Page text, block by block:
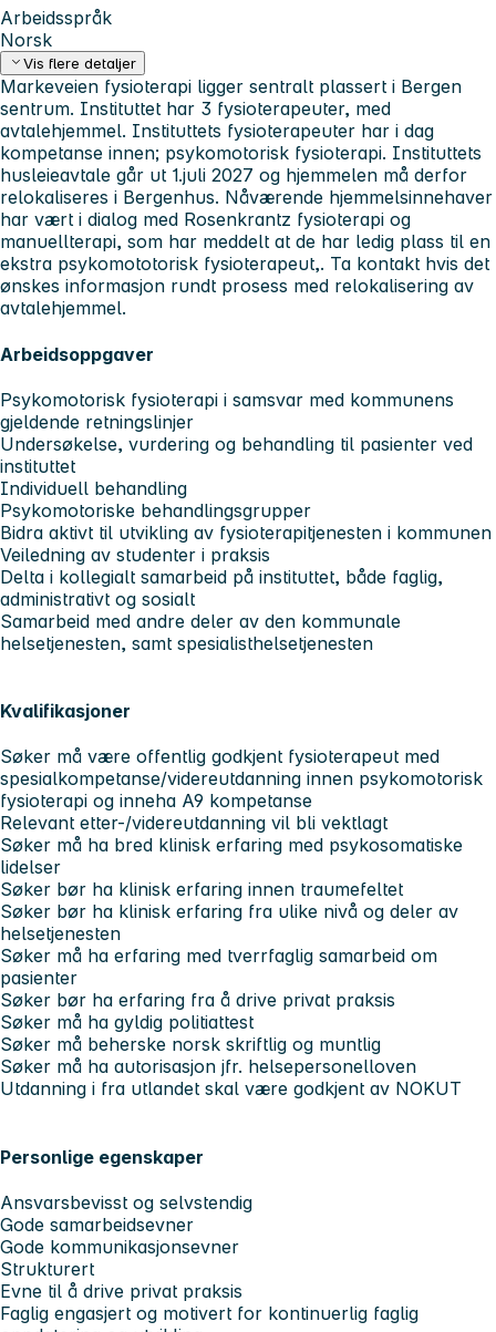
Arbeidsspråk
Norsk
Vis flere detaljer
Markeveien fysioterapi ligger sentralt plassert i Bergen
sentrum. Instituttet har 3 fysioterapeuter, med
avtalehjemmel. Instituttets fysioterapeuter har i dag
kompetanse innen; psykomotorisk fysioterapi. Instituttets
husleieavtale går ut 1.juli 2027 og hjemmelen må derfor
relokaliseres i Bergenhus. Nåværende hjemmelsinnehaver
har vært i dialog med Rosenkrantz fysioterapi og
manuellterapi, som har meddelt at de har ledig plass til en
ekstra psykomototorisk fysioterapeut,. Ta kontakt hvis det
ønskes informasjon rundt prosess med relokalisering av
avtalehjemmel.
Arbeidsoppgaver
Psykomotorisk fysioterapi i samsvar med kommunens
gjeldende retningslinjer
Undersøkelse, vurdering og behandling til pasienter ved
instituttet
Individuell behandling
Psykomotoriske behandlingsgrupper
Bidra aktivt til utvikling av fysioterapitjenesten i kommunen
Veiledning av studenter i praksis
Delta i kollegialt samarbeid på instituttet, både faglig,
administrativt og sosialt
Samarbeid med andre deler av den kommunale
helsetjenesten, samt spesialisthelsetjenesten
Kvalifikasjoner
Søker må være offentlig godkjent fysioterapeut med
spesialkompetanse/videreutdanning innen psykomotorisk
fysioterapi og inneha A9 kompetanse
Relevant etter-/videreutdanning vil bli vektlagt
Søker må ha bred klinisk erfaring med psykosomatiske
lidelser
Søker bør ha klinisk erfaring innen traumefeltet
Søker bør ha klinisk erfaring fra ulike nivå og deler av
helsetjenesten
Søker må ha erfaring med tverrfaglig samarbeid om
pasienter
Søker bør ha erfaring fra å drive privat praksis
Søker må ha gyldig politiattest
Søker må beherske norsk skriftlig og muntlig
Søker må ha autorisasjon jfr. helsepersonelloven
Utdanning i fra utlandet skal være godkjent av NOKUT
Personlige egenskaper
Ansvarsbevisst og selvstendig
Gode samarbeidsevner
Gode kommunikasjonsevner
Strukturert
Evne til å drive privat praksis
Faglig engasjert og motivert for kontinuerlig faglig